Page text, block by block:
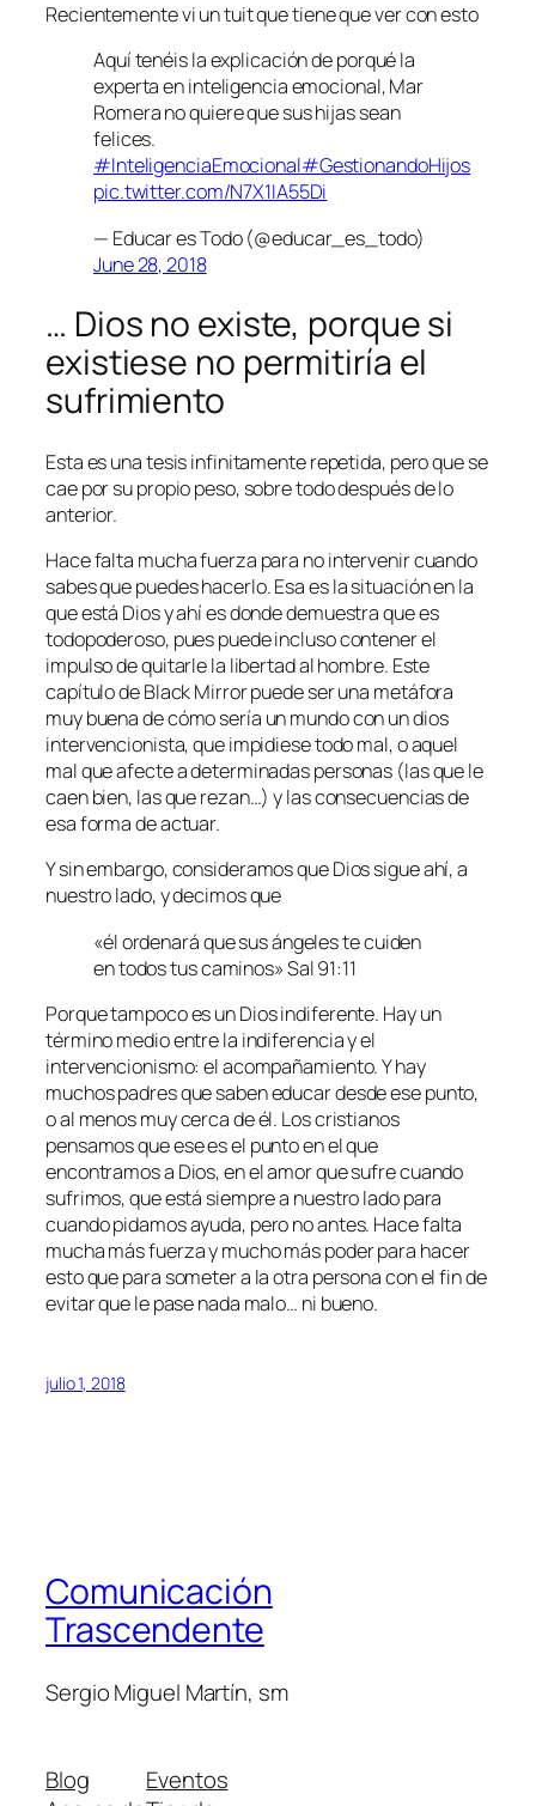
Recientemente vi un tuit que tiene que ver con esto
Aquí tenéis la explicación de porqué la
experta en inteligencia emocional, Mar
Romera no quiere que sus hijas sean
felices.
#InteligenciaEmocional#GestionandoHijos
pic.twitter.com/N7X1IA55Di
— Educar es Todo (@educar_es_todo)
June 28, 2018
… Dios no existe, porque si
existiese no permitiría el
sufrimiento
Esta es una tesis infinitamente repetida, pero que se
cae por su propio peso, sobre todo después de lo
anterior.
Hace falta mucha fuerza para no intervenir cuando
sabes que puedes hacerlo. Esa es la situación en la
que está Dios y ahí es donde demuestra que es
todopoderoso, pues puede incluso contener el
impulso de quitarle la libertad al hombre. Este
capítulo de Black Mirror puede ser una metáfora
muy buena de cómo sería un mundo con un dios
intervencionista, que impidiese todo mal, o aquel
mal que afecte a determinadas personas (las que le
caen bien, las que rezan…) y las consecuencias de
esa forma de actuar.
Y sin embargo, consideramos que Dios sigue ahí, a
nuestro lado, y decimos que
«él ordenará que sus ángeleste cuiden
en todos tus caminos» Sal 91:11
Porque tampoco es un Dios indiferente. Hay un
término medio entre la indiferencia y el
intervencionismo: el acompañamiento. Y hay
muchos padres que saben educar desde ese punto,
o al menos muy cerca de él. Los cristianos
pensamos que ese es el punto en el que
encontramos a Dios, en el amor que sufre cuando
sufrimos, que está siempre a nuestro lado para
cuando pidamos ayuda, pero no antes. Hace falta
mucha más fuerza y mucho más poder para hacer
esto que para someter a la otra persona con el fin de
evitar que le pase nada malo… ni bueno.
julio 1, 2018
Comunicación
Trascendente
Sergio Miguel Martín, sm
Blog
Eventos